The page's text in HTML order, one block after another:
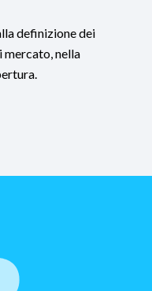
definizione dei
nella